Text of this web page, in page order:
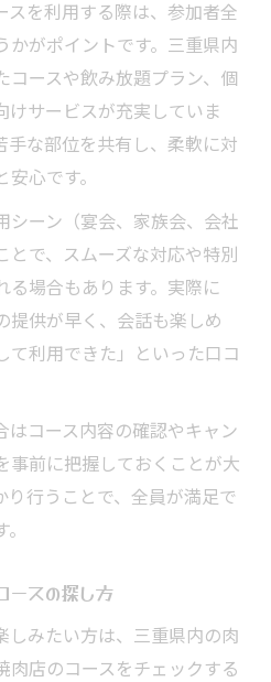
スを利用する際は、参加者全
かがポイントです。三重県内
コースや飲み放題プラン、個
サービスが充実していま
手な部位を共有し、柔軟に対
心です。
シーン（宴会、家族会、会社
とで、スムーズな対応や特別
る場合もあります。実際に
提供が早く、会話も楽しめ
て利用できた」といった口コ
はコース内容の確認やキャン
事前に把握しておくことが大
行うことで、全員が満足で
ースの探し方
しみたい方は、三重県内の肉
肉店のコースをチェックする